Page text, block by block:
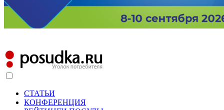
СТАТЬИ
КОНФЕРЕНЦИЯ